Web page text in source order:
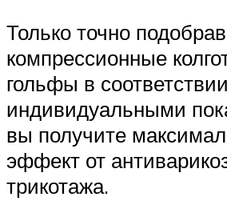
Только точно подобрав
компрессионные
гольфы в
индивидуальными
вы получите
эффект от
трикотажа.